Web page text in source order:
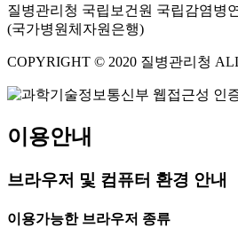
질병관리청 국립보건원 국립감염병
(국가병원체자원은행)
COPYRIGHT © 2020 질병관리청
이용안내
브라우저 및 컴퓨터 환경 안내
이용가능한 브라우저 종류